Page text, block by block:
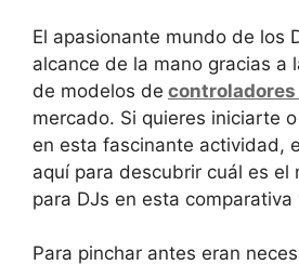
El apasionante mundo de los
alcance de la mano gracias a
de modelos de controladores
mercado. Si quieres iniciarte
en esta fascinante actividad,
aquí para descubrir cuál es el
para DJs en esta comparativa
Para pinchar antes eran